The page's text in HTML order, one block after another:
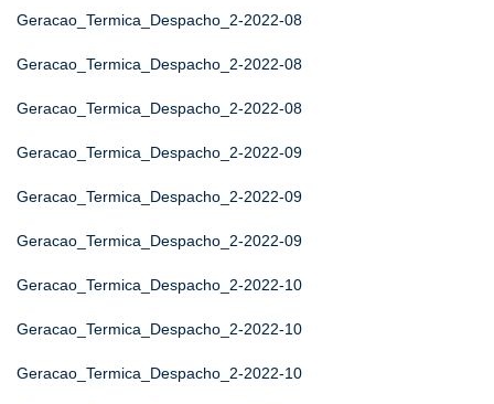
Geracao_Termica_Despacho_2-2022-08
Geracao_Termica_Despacho_2-2022-08
Geracao_Termica_Despacho_2-2022-08
Geracao_Termica_Despacho_2-2022-09
Geracao_Termica_Despacho_2-2022-09
Geracao_Termica_Despacho_2-2022-09
Geracao_Termica_Despacho_2-2022-10
Geracao_Termica_Despacho_2-2022-10
Geracao_Termica_Despacho_2-2022-10